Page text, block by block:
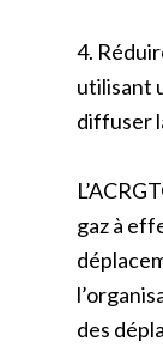
4.
utilisant
diffuser
gaz à
des